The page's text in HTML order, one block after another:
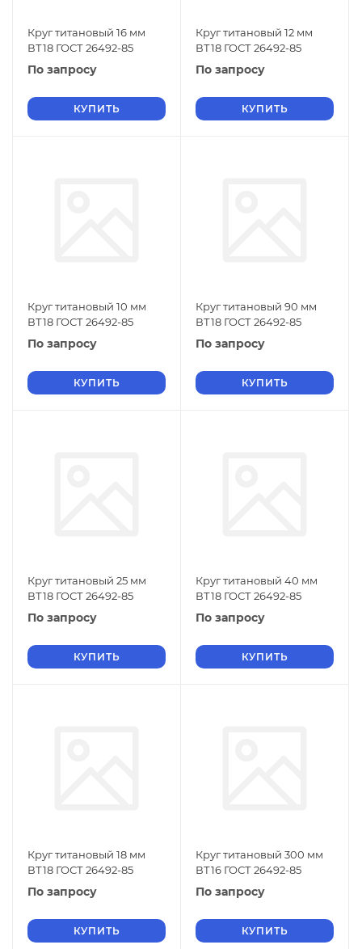
Круг титановый 16 мм
ВТ18 ГОСТ 26492-85
По запросу
КУПИТЬ
Круг титановый 12 мм
ВТ18 ГОСТ 26492-85
По запросу
КУПИТЬ
Круг титановый 10 мм
ВТ18 ГОСТ 26492-85
По запросу
КУПИТЬ
Круг титановый 90 мм
ВТ18 ГОСТ 26492-85
По запросу
КУПИТЬ
Круг титановый 25 мм
ВТ18 ГОСТ 26492-85
По запросу
КУПИТЬ
Круг титановый 40 мм
ВТ18 ГОСТ 26492-85
По запросу
КУПИТЬ
Круг титановый 18 мм
ВТ18 ГОСТ 26492-85
По запросу
КУПИТЬ
Круг титановый 300 мм
ВТ16 ГОСТ 26492-85
По запросу
КУПИТЬ